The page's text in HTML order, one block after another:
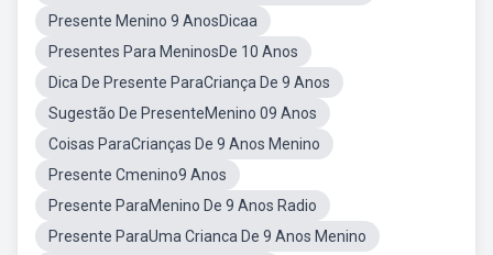
Presente Menino 9 AnosDicaa
Presentes Para MeninosDe 10 Anos
Dica De Presente ParaCriança De 9 Anos
Sugestão De PresenteMenino 09 Anos
Coisas ParaCrianças De 9 Anos Menino
Presente Cmenino9 Anos
Presente ParaMenino De 9 Anos Radio
Presente ParaUma Crianca De 9 Anos Menino